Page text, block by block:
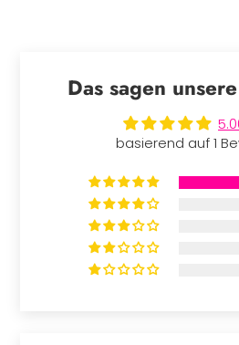
Das sagen
basierend auf 1